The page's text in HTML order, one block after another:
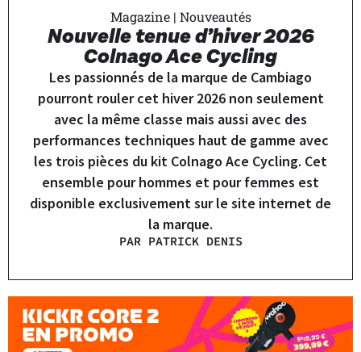
Magazine| Nouveautés
Nouvelle tenue d’hiver 2026
Colnago Ace Cycling
Les passionnés de la marque de Cambiago
pourront rouler cet hiver 2026 non seulement
avec la même classe mais aussi avec des
performances techniques haut de gamme avec
les trois pièces du kit Colnago Ace Cycling. Cet
ensemble pour hommes et pour femmes est
disponible exclusivement sur le site internet de
la marque.
PAR PATRICK DENIS